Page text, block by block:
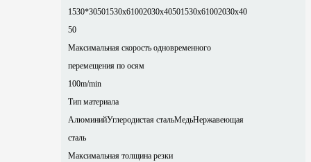
1530*30501530x61002030x40501530x61002030x40
50
Максимальная скорость одновременного
перемещения по осям
100m/min
Тип материала
АлюминийУглеродистая стальМедьНержавеющая
сталь
Максимальная толщина резки